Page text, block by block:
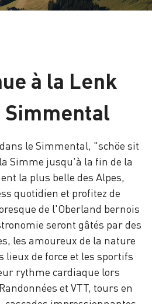
à la Lenk
Simmental
le Simmental, "schöe sit
Simme jusqu'à la fin de la
la plus belle des Alpes,
quotidien et profitez de
de l'Oberland bernois
seront gâtés par des
les amoureux de la nature
lieux de force et les sportifs
rythme cardiaque lors
et VTT, tours en